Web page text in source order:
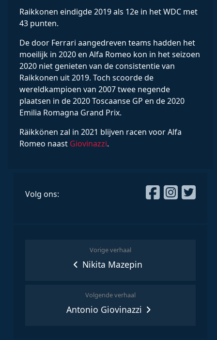
Raikkonen eindigde 2019 als 12e in het WDC met
43 punten.
De door Ferrari aangedreven teams hadden het
moeilijk in 2020 en Alfa Romeo kon in het seizoen
2020 niet genieten van de consistentie van
Raikkonen uit 2019. Toch scoorde de
wereldkampioen van 2007 twee negende
plaatsen in de 2020 Toscaanse GP en de 2020
Emilia Romagna Grand Prix.
Räikkönen zal in 2021 blijven racen voor Alfa
Romeo naast Giovinazzi.
Volg ons:
Vorige verhaal
Nikita Mazepin
Volgende verhaal
Antonio Giovinazzi